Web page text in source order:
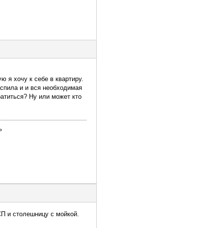
я хочу к себе в квартиру.
и и вся необходимая
Ну или может кто
и столешницу с мойкой.